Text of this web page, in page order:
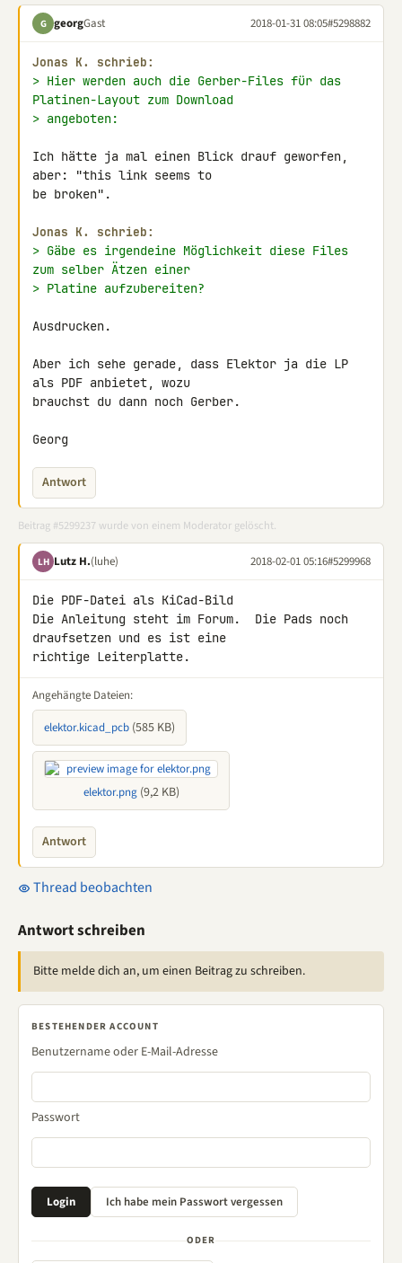
G georgGast 2018-01-31 08:05#5298882
Jonas K. schrieb:
> Hier werden auch die Gerber-Files für das
Platinen-Layout zum Download
> angeboten:
Ich hätte ja mal einen Blick drauf geworfen,
aber: "this link seems to
be broken".
Jonas K. schrieb:
> Gäbe es irgendeine Möglichkeit diese Files
zum selber Ätzen einer
> Platine aufzubereiten?
Ausdrucken.
Aber ich sehe gerade, dass Elektor ja die LP
als PDF anbietet, wozu
brauchst du dann noch Gerber.
Georg
Antwort
Beitrag #5299237 wurde von einem Moderator gelöscht.
LH Lutz H.(luhe) 2018-02-01 05:16#5299968
Die PDF-Datei als KiCad-Bild
Die Anleitung steht im Forum.  Die Pads noch
draufsetzen und es ist eine
richtige Leiterplatte.
Angehängte Dateien:
elektor.kicad_pcb (585 KB)
elektor.png(9,2 KB)
Antwort
Thread beobachten
Antwort schreiben
Bitte melde dich an, um einen Beitrag zu schreiben.
BESTEHENDER ACCOUNT
Benutzername oder E-Mail-Adresse
Passwort
ODER